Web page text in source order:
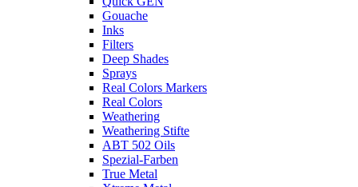
Gouache
Inks
Filters
Deep Shades
Sprays
Real Colors Markers
Real Colors
Weathering
Weathering Stifte
ABT 502 Oils
Spezial-Farben
True Metal